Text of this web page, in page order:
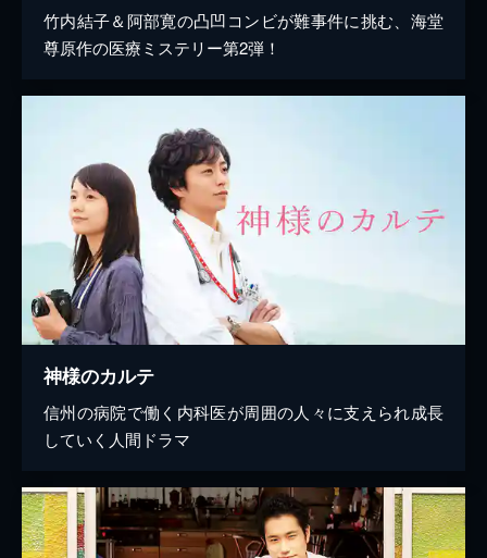
竹内結子＆阿部寛の凸凹コンビが難事件に挑む、海堂
尊原作の医療ミステリー第2弾！
神様のカルテ
信州の病院で働く内科医が周囲の人々に支えられ成長
していく人間ドラマ